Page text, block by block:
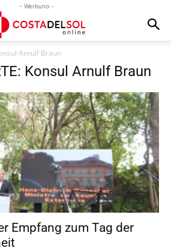
- Werbung -
Arnulf Braun
Konsul Arnulf Braun
Empfang zum Tag der